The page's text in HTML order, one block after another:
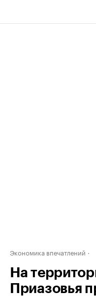
Экономика впечатлений
На
Приазовья